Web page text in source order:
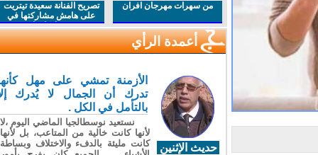
من سهرات مهرجان افران
تصريح الفنانة سعيدة تيتريت
على هامش مشاركتها في
مهرجان افران
أعمدة الرأي
حديث الإثنين
الأزمنة تمشي على مهل كأنها
تدرك أن الجمال لا يُدرك إلا
بالتأمل في الكل .
نستعيد نوسطالجيا الماضي اليوم ،لا
لأنها كانت خالية من المتاعب، بل لأنها
كانت مليئة بالدفء والاختلاف وبساطة